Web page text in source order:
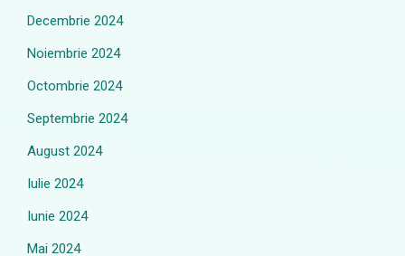
Decembrie 2024
Noiembrie 2024
Octombrie 2024
Septembrie 2024
August 2024
Iulie 2024
Iunie 2024
Mai 2024